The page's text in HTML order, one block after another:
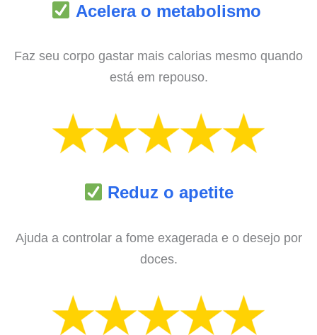
Acelera o metabolismo
Faz seu corpo gastar mais calorias mesmo quando
está em repouso.
Reduz o apetite
Ajuda a controlar a fome exagerada e o desejo por
doces.